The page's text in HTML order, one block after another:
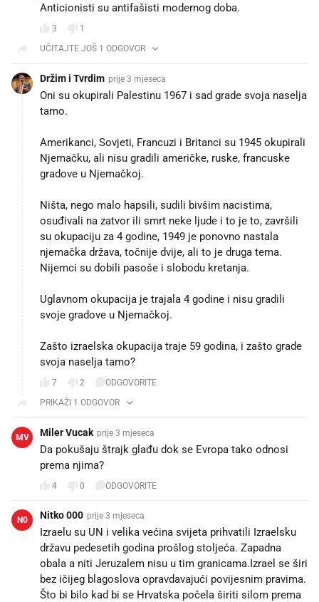
Anticionisti su antifašisti modernog doba.
3
1
UČITAJTE JOŠ 1 ODGOVOR
Držim i Tvrdim prije 3 mjeseca
Oni su okupirali Palestinu 1967 i sad grade svoja naselja
tamo.
Amerikanci, Sovjeti, Francuzi i Britanci su 1945 okupirali
Njemačku, ali nisu gradili američke, ruske, francuske
gradove u Njemačkoj.
Ništa, nego malo hapsili, sudili bivšim nacistima,
osuđivali na zatvor ili smrt neke ljude i to je to, završili
su okupaciju za 4 godine, 1949 je ponovno nastala
njemačka država, točnije dvije, ali to je druga tema.
Nijemci su dobili pasoše i slobodu kretanja.
Uglavnom okupacija je trajala 4 godine i nisu gradili
svoje gradove u Njemačkoj.
Zašto izraelska okupacija traje 59 godina, i zašto grade
svoja naselja tamo?
7 2
ODGOVORITE
PRIKAŽI 1 ODGOVOR
MV Miler Vucak prije 3 mjeseca
Da pokušaju štrajk glađu dok se Evropa tako odnosi
prema njima?
4 0 ODGOVORITE
N0 Nitko 000 prije 3 mjeseca
Izraelu su UN i velika većina svijeta prihvatili Izraelsku
državu pedesetih godina prošlog stoljeća. Zapadna
obala a niti Jeruzalem nisu u tim granicama.Izrael se širi
bez ičijeg blagoslova opravdavajući povijesnim pravima.
Što bi bilo kad bi se Hrvatska počela širiti silom prema